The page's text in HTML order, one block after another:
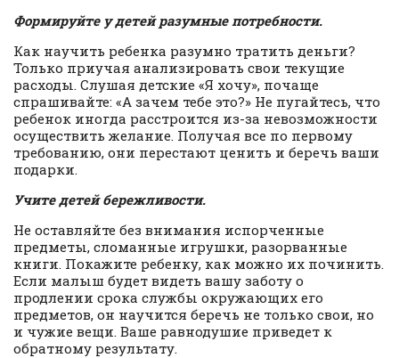
Формируйте у детей разумные потребности.
Как научить ребенка разумно тратить деньги?
Только приучая анализировать свои текущие
расходы. Слушая детские «Я хочу», почаще
спрашивайте: «А зачем тебе это?» Не пугайтесь, что
ребенок иногда расстроится из-за невозможности
осуществить желание. Получая все по первому
требованию, они перестают ценить и беречь ваши
подарки.
Учите детей бережливости.
Не оставляйте без внимания испорченные
предметы, сломанные игрушки, разорванные
книги. Покажите ребенку, как можно их починить.
Если малыш будет видеть вашу заботу о
продлении срока службы окружающих его
предметов, он научится беречь не только свои, но
и чужие вещи. Ваше равнодушие приведет к
обратному результату.